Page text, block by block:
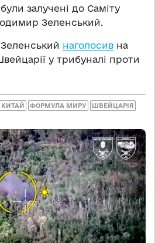
були залучені до Саміту
Зеленський.
наголосив на
у трибуналі проти
КИТАЙ ФОРМУЛА МИРУ ШВЕЙЦАРІЯ